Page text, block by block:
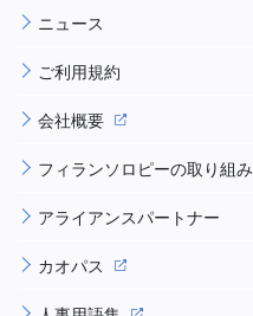
ニュース
ご利用規約
会社概要
フィランソロピーの取り組み
アライアンスパートナー
カオパス